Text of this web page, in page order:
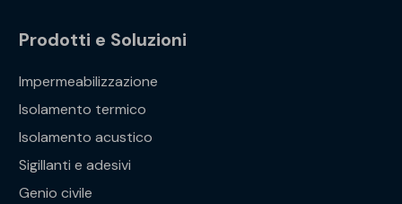
Prodotti e Soluzioni
Impermeabilizzazione
Isolamento termico
Isolamento acustico
Sigillanti e adesivi
Genio civile